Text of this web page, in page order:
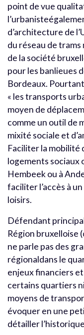
point de vue
d’architecture de
du réseau de trams
de la société
pour les banlieues
Bordeaux.
« les transports
moyen de
comme un outil de
mixité sociale et
Faciliter la mobilité
logements sociaux
Hembeek ou à
faciliter l’accès à
loisirs.
Défendant
Région bruxelloise
ne parle pas des
régionaldans le
enjeux financiers et
certains quartiers
moyens de
évoquer en une
détailler